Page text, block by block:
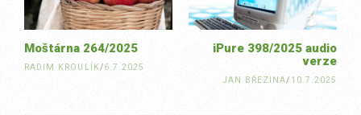
iPure 398/2025 audio
verze
JAN BŘEZINA/ 10.7.2025
Moštárna 264/2025
RADIM KROULÍK/6.7.2025